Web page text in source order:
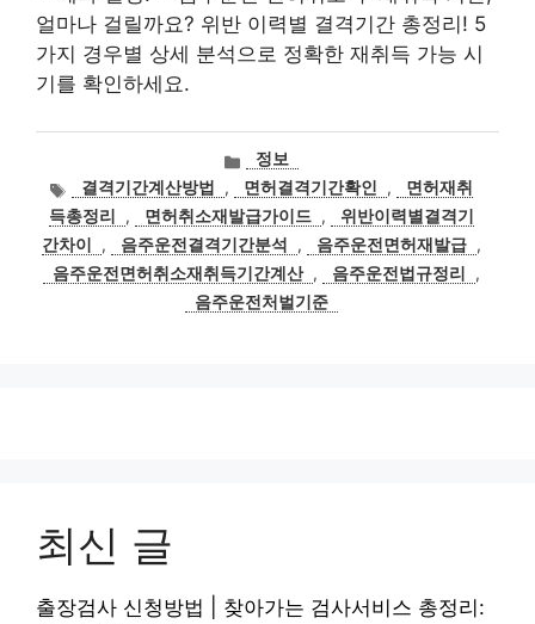
얼마나 걸릴까요? 위반 이력별 결격기간 총정리! 5
가지 경우별 상세 분석으로 정확한 재취득 가능 시
기를 확인하세요.
카
테
고
리
정보
태
그
결격기간계산방법 , 면허결격기간확인 ,
면허재취
득총정리
, 면허취소재발급가이드 ,
위반이력별결격기
간차이
, 음주운전결격기간분석 , 음주운전면허재발급 ,
음주운전면허취소재취득기간계산 , 음주운전법규정리
,
음주운전처벌기준
최신 글
출장검사 신청방법 | 찾아가는 검사서비스 총정리: